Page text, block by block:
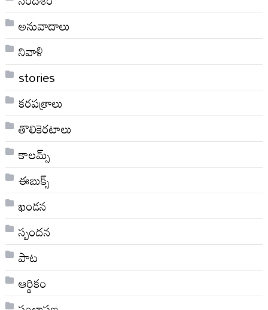
అనువాదాలు
నివాళి
stories
కరపత్రాలు
తొలికెరటాలు
కాలమ్స్
ఈబుక్స్
ఖండన
స్పందన
పాట
ఆర్థికం